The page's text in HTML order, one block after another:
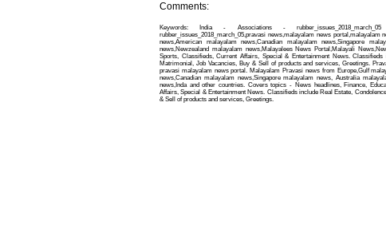
Comments:
Keywords: India - Associations -
rubber_issues_2018_march_05,pravasi news,malayalam news portal,malayalam
news,American malayalam news,Canadian malayalam news,Singapore
news,Newzealand malayalam news,Malayalees News Portal,Malayali
Sports, Classifieds, Current Affairs, Special & Entertainment News. Classifieds
Matrimonial, Job Vacancies, Buy & Sell of products and services, Greetings.
pravasi malayalam news portal. Malayalam Pravasi news from Europe,Gulf
news,Canadian malayalam news,Singapore malayalam news, Australia
news,Inda and other countries. Covers topics - News headlines, Finance,
Affairs, Special & Entertainment News. Classifieds include Real Estate,
& Sell of products and services, Greetings.